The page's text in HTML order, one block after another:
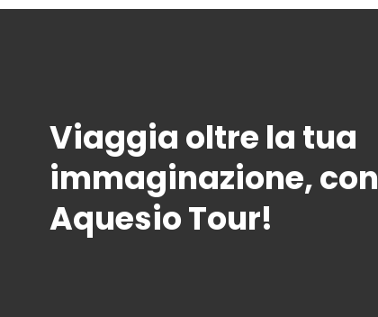
Viaggia oltre la tua
immaginazione, con
Aquesio Tour!